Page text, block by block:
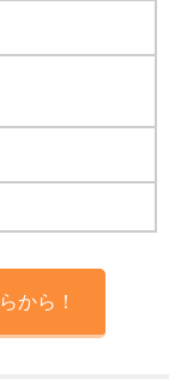
から！